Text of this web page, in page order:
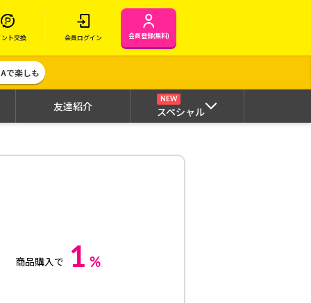
ント交換 会員ログイン 会員登録(無料)
で楽しも
友達紹介
NEW
スペシャル
商品購入で 1 %